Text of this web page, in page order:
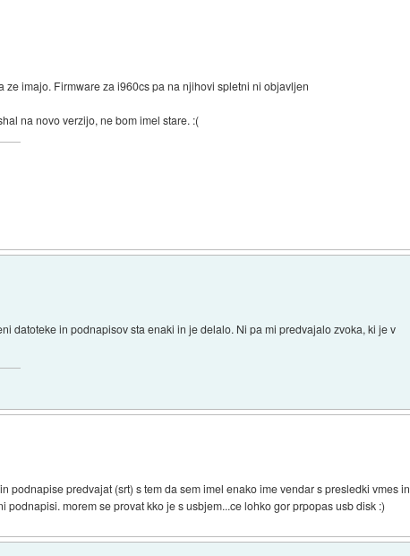
imajo. Firmware za i960cs pa na njihovi spletni ni objavljen
na novo verzijo, ne bom imel stare. :(
datoteke in podnapisov sta enaki in je delalo. Ni pa mi predvajalo zvoka, ki je v
predvajat (srt) s tem da sem imel enako ime vendar s presledki vmes in
morem se provat kko je s usbjem...ce lohko gor prpopas usb disk :)